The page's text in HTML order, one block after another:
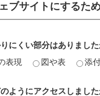
ブサイトにするた
にくい部分はありまし
表現 図や表 添
ようにアクセスしまし